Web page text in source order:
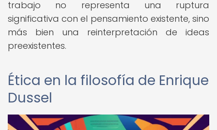
trabajo no representa una ruptura
significativa con el pensamiento existente, sino
más bien una reinterpretación de ideas
preexistentes.
Ética en la filosofía de Enrique
Dussel